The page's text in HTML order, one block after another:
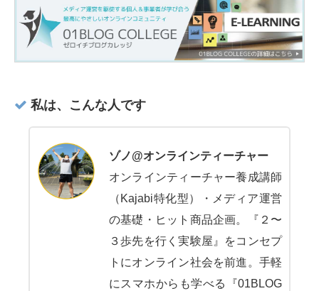
私は、こんな人です
ゾノ@オンラインティーチャー
オンラインティーチャー養成講師
（Kajabi特化型）・メディア運営
の基礎・ヒット商品企画。『２〜
３歩先を行く実験屋』をコンセプ
トにオンライン社会を前進。手軽
にスマホからも学べる『01BLOG